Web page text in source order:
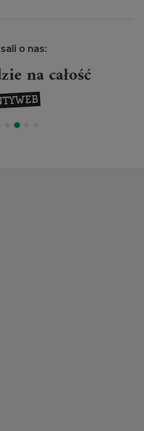
o nas:
na całość